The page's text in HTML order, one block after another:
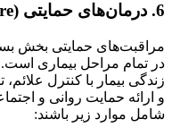
6. درمان‌های حمایتی (Palliative Care)
مراقبت‌های حمایتی بخش
در تمام مراحل بیماری است.
زندگی بیمار با کنترل
و ارائه حمایت روانی و
شامل موارد زیر باشند: